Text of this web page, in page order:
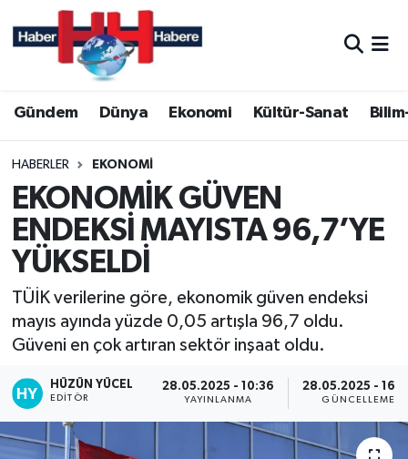
Gündem Dünya Ekonomi Kültür-Sanat
HABERLER EKONOMI
EKONOMİK GÜVEN
ENDEKSİ MAYISTA 96,7’YE
YÜKSELDİ
TÜİK verilerine göre, ekonomik güven endeksi
mayıs ayında yüzde 0,05 artışla 96,7 oldu.
Güveni en çok artıran sektör inşaat oldu.
HÜZÜN YÜCEL
EDITÖR
28.05.2025 - 10:36
YAYINLANMA
28.05.2025 -
GÜNCELLEME
Hava Durumu
Trafik Durumu
Süper Lig Puan Durumu ve Fikstür
Tüm Manşetler
Son Dakika Haberleri
Haber Arşivi